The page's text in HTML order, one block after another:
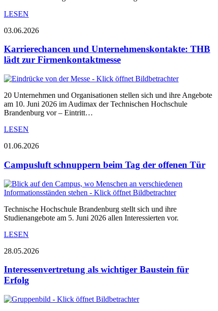
LESEN
03.06.2026
Karrierechancen und Unternehmenskontakte: THB
lädt zur Firmenkontaktmesse
20 Unternehmen und Organisationen stellen sich und ihre Angebote
am 10. Juni 2026 im Audimax der Technischen Hochschule
Brandenburg vor – Eintritt…
LESEN
01.06.2026
Campusluft schnuppern beim Tag der offenen Tür
Technische Hochschule Brandenburg stellt sich und ihre
Studienangebote am 5. Juni 2026 allen Interessierten vor.
LESEN
28.05.2026
Interessenvertretung als wichtiger Baustein für
Erfolg